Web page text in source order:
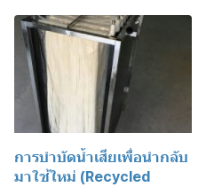
การบำบัดน้ำเสียเพื่อนำกลับ
มาใช้ใหม่ (Recycled